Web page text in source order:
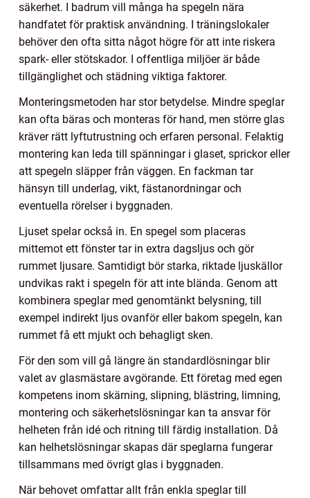
säkerhet. I badrum vill många ha spegeln nära
handfatet för praktisk användning. I träningslokaler
behöver den ofta sitta något högre för att inte riskera
spark- eller stötskador. I offentliga miljöer är både
tillgänglighet och städning viktiga faktorer.
Monteringsmetoden har stor betydelse. Mindre speglar
kan ofta bäras och monteras för hand, men större glas
kräver rätt lyftutrustning och erfaren personal. Felaktig
montering kan leda till spänningar i glaset, sprickor eller
att spegeln släpper från väggen. En fackman tar
hänsyn till underlag, vikt, fästanordningar och
eventuella rörelser i byggnaden.
Ljuset spelar också in. En spegel som placeras
mittemot ett fönster tar in extra dagsljus och gör
rummet ljusare. Samtidigt bör starka, riktade ljuskällor
undvikas rakt i spegeln för att inte blända. Genom att
kombinera speglar med genomtänkt belysning, till
exempel indirekt ljus ovanför eller bakom spegeln, kan
rummet få ett mjukt och behagligt sken.
För den som vill gå längre än standardlösningar blir
valet av glasmästare avgörande. Ett företag med egen
kompetens inom skärning, slipning, blästring, limning,
montering och säkerhetslösningar kan ta ansvar för
helheten från idé och ritning till färdig installation. Då
kan helhetslösningar skapas där speglarna fungerar
tillsammans med övrigt glas i byggnaden.
När behovet omfattar allt från enkla speglar till